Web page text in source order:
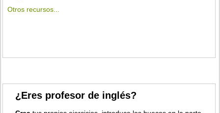
Otros recursos...
¿Eres profesor de inglés?